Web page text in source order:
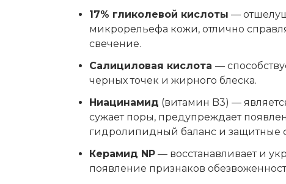
17% гликолевой кислоты —
микрорельефа кожи, отлично
свечение.
Салициловая кислота —
черных точек и жирного блеска.
Ниацинамид (витамин B3) —
сужает поры, предупреждает
гидролипидный баланс и защитные
Керамид NP — восстанавливает и
появление признаков